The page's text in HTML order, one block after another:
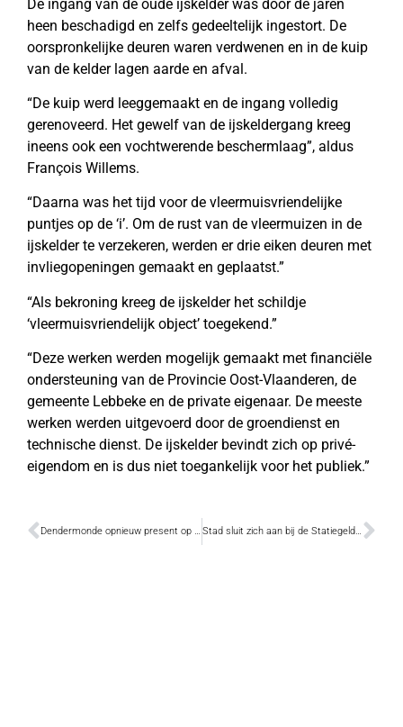
De ingang van de oude ijskelder was door de jaren
heen beschadigd en zelfs gedeeltelijk ingestort. De
oorspronkelijke deuren waren verdwenen en in de kuip
van de kelder lagen aarde en afval.
“De kuip werd leeggemaakt en de ingang volledig
gerenoveerd. Het gewelf van de ijskeldergang kreeg
ineens ook een vochtwerende beschermlaag”, aldus
François Willems.
“Daarna was het tijd voor de vleermuisvriendelijke
puntjes op de ‘i’. Om de rust van de vleermuizen in de
ijskelder te verzekeren, werden er drie eiken deuren met
invliegopeningen gemaakt en geplaatst.”
“Als bekroning kreeg de ijskelder het schildje
‘vleermuisvriendelijk object’ toegekend.”
“Deze werken werden mogelijk gemaakt met financiële
ondersteuning van de Provincie Oost-Vlaanderen, de
gemeente Lebbeke en de private eigenaar. De meeste
werken werden uitgevoerd door de groendienst en
technische dienst. De ijskelder bevindt zich op privé-
eigendom en is dus niet toegankelijk voor het publiek.”
Stad sluit zich aan bij de Statiegeldalliantie